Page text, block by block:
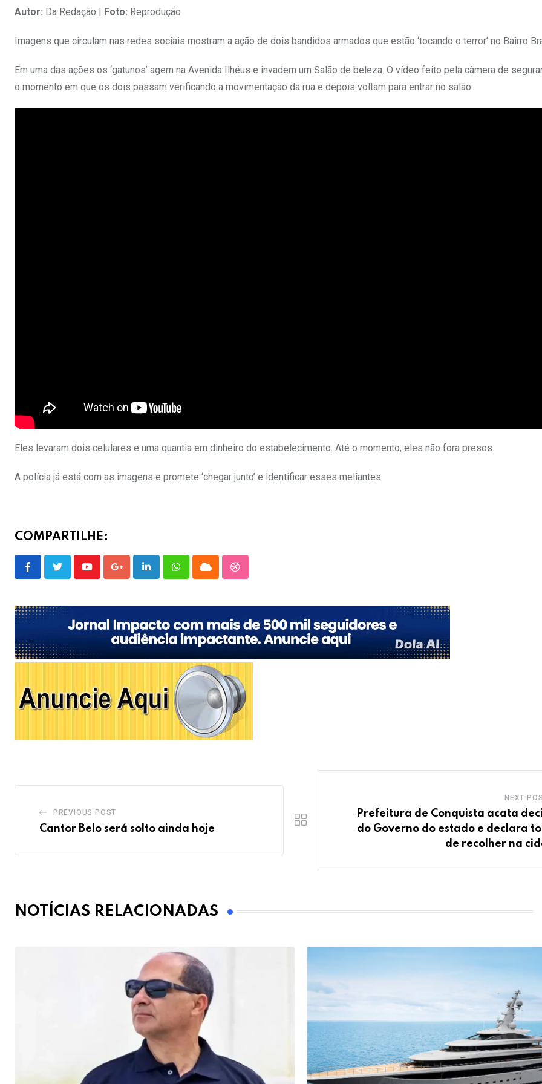
Autor: Da Redação | Foto: Reprodução
Imagens que circulam nas redes sociais mostram a ação de dois bandidos armados que estão ‘tocando o terror’ no Bairro
Em uma das ações os ‘gatunos’ agem na Avenida Ilhéus e invadem um Salão de beleza. O vídeo feito pela câmera de
o momento em que os dois passam verificando a movimentação da rua e depois voltam para entrar no salão.
Eles levaram dois celulares e uma quantia em dinheiro do estabelecimento. Até o momento, eles não fora presos.
A polícia já está com as imagens e promete ‘chegar junto’ e identificar esses meliantes.
COMPARTILHE:
YoutubeGoogle+LinkedInWhatsappCloud StumbleUpon
PREVIOUS POST
Cantor Belo será solto ainda hoje
NEXT
Prefeitura de Conquista acata
do Governo do estado e declara
de recolher na
NOTÍCIAS RELACIONADAS